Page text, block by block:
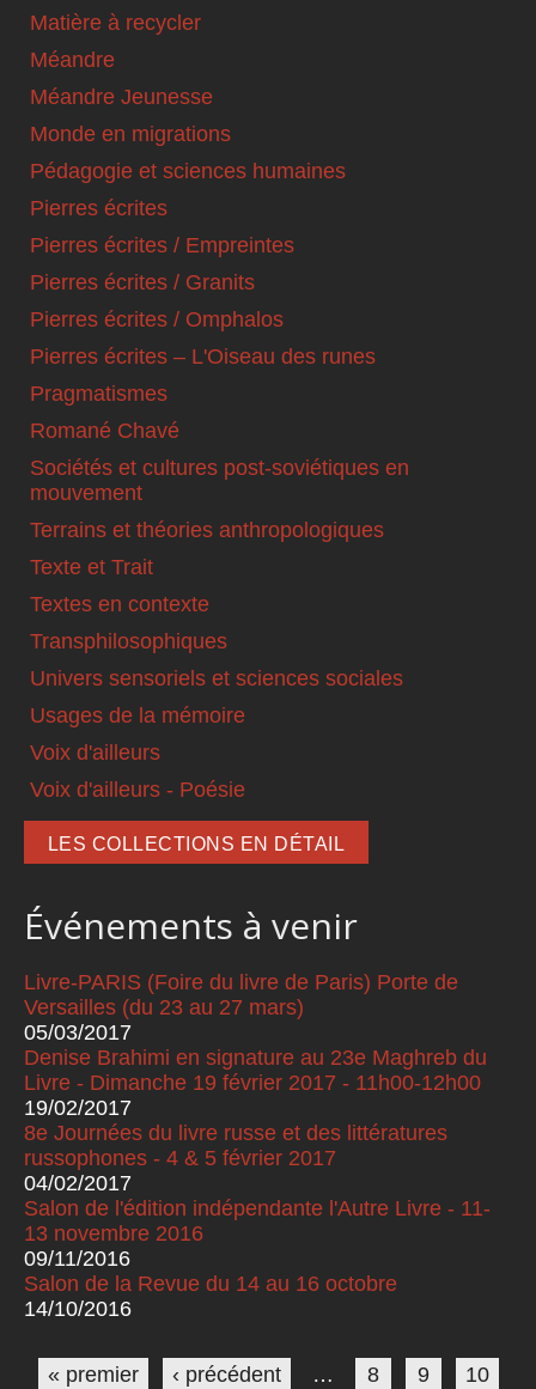
Matière à recycler
Méandre
Méandre Jeunesse
Monde en migrations
Pédagogie et sciences humaines
Pierres écrites
Pierres écrites / Empreintes
Pierres écrites / Granits
Pierres écrites / Omphalos
Pierres écrites – L'Oiseau des runes
Pragmatismes
Romané Chavé
Sociétés et cultures post-soviétiques en
mouvement
Terrains et théories anthropologiques
Texte et Trait
Textes en contexte
Transphilosophiques
Univers sensoriels et sciences sociales
Usages de la mémoire
Voix d'ailleurs
Voix d'ailleurs - Poésie
LES COLLECTIONS EN DÉTAIL
Événements à venir
Livre-PARIS (Foire du livre de Paris) Porte de
Versailles (du 23 au 27 mars)
05/03/2017
Denise Brahimi en signature au 23e Maghreb du
Livre - Dimanche 19 février 2017 - 11h00-12h00
19/02/2017
8e Journées du livre russe et des littératures
russophones - 4 & 5 février 2017
04/02/2017
Salon de l'édition indépendante l'Autre Livre - 11-
13 novembre 2016
09/11/2016
Salon de la Revue du 14 au 16 octobre
14/10/2016
Pages
« premier ‹ précédent … 8 9 10